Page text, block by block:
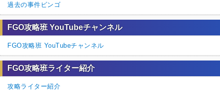
過去の事件ビンゴ
FGO攻略班 YouTubeチャンネル
FGO攻略班 YouTubeチャンネル
FGO攻略班ライター紹介
攻略ライター紹介